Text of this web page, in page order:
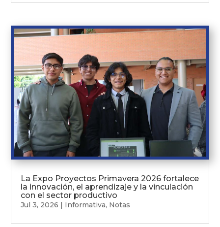
La Expo Proyectos Primavera 2026 fortalece
la innovación, el aprendizaje y la vinculación
con el sector productivo
Jul 3, 2026 | Informativa, Notas